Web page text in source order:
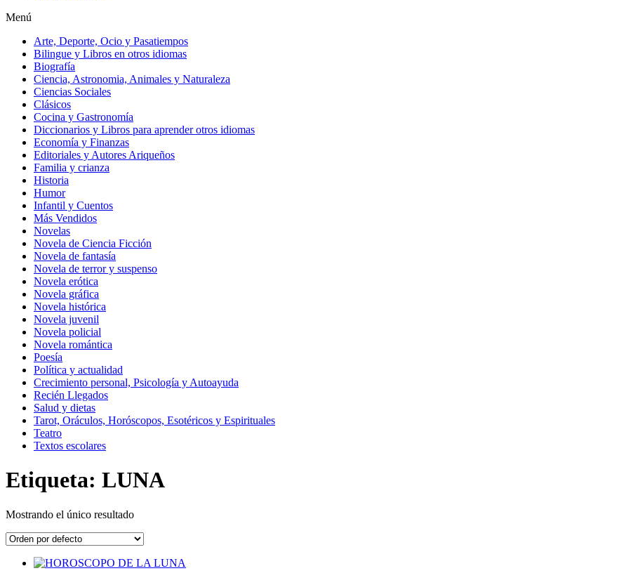
Menú
Arte, Deporte, Ocio y Pasatiempos
Bilingue y Libros en otros idiomas
Biografía
Ciencia, Astronomia, Animales y Naturaleza
Ciencias Sociales
Clásicos
Cocina y Gastronomía
Diccionarios y Libros para aprender otros idiomas
Economía y Finanzas
Editoriales y Autores Ariqueños
Familia y crianza
Historia
Humor
Infantil y Cuentos
Más Vendidos
Novelas
Novela de Ciencia Ficción
Novela de fantasía
Novela de terror y suspenso
Novela erótica
Novela gráfica
Novela histórica
Novela juvenil
Novela policial
Novela romántica
Poesía
Política y actualidad
Crecimiento personal, Psicología y Autoayuda
Recién Llegados
Salud y dietas
Tarot, Oráculos, Horóscopos, Esotéricos y Espirituales
Teatro
Textos escolares
Etiqueta: LUNA
Mostrando el único resultado